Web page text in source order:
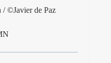
©Javier de Paz